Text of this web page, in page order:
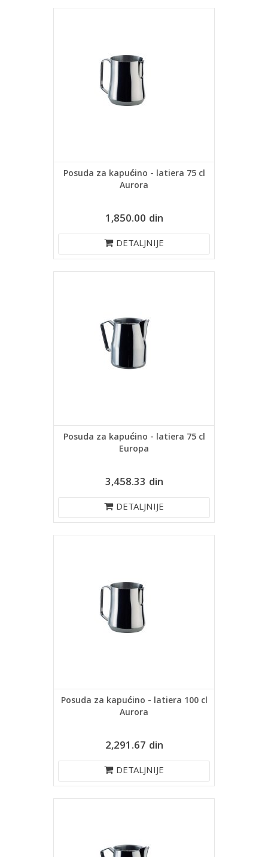
Posuda za kapućino - latiera 75 cl
Aurora
1,850.00 din
DETALJNIJE
Posuda za kapućino - latiera 75 cl
Europa
3,458.33 din
DETALJNIJE
Posuda za kapućino - latiera 100 cl
Aurora
2,291.67 din
DETALJNIJE